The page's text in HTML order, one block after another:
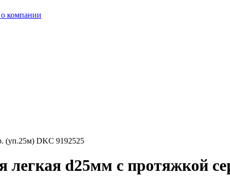
компании
(уп.25м) DKC 9192525
d25мм с протяжкой